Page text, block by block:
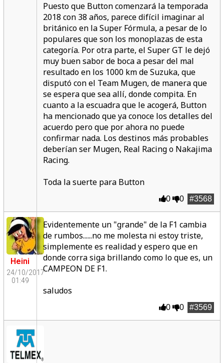
Puesto que Button comenzará la temporada
2018 con 38 años, parece difícil imaginar al
británico en la Super Fórmula, a pesar de lo
populares que son los monoplazas de esta
categoría. Por otra parte, el Super GT le dejó
muy buen sabor de boca a pesar del mal
resultado en los 1000 km de Suzuka, que
disputó con el Team Mugen, de manera que
se espera que sea allí, donde compita. En
cuanto a la escuadra que le acogerá, Button
ha mencionado que ya conoce los detalles del
acuerdo pero que por ahora no puede
confirmar nada. Los destinos más probables
deberían ser Mugen, Real Racing o Nakajima
Racing.
Toda la suerte para Button
#3568
0 0
Heini
24/10/2017
01:49
Evidentemente un "grande" de la F1 cambia
de rumbos......no me molesta ni estoy triste,
simplemente es realidad y espero que en
donde corra siga brillando como lo que es, un
CAMPEON DE F1.
saludos
#3569
0 0